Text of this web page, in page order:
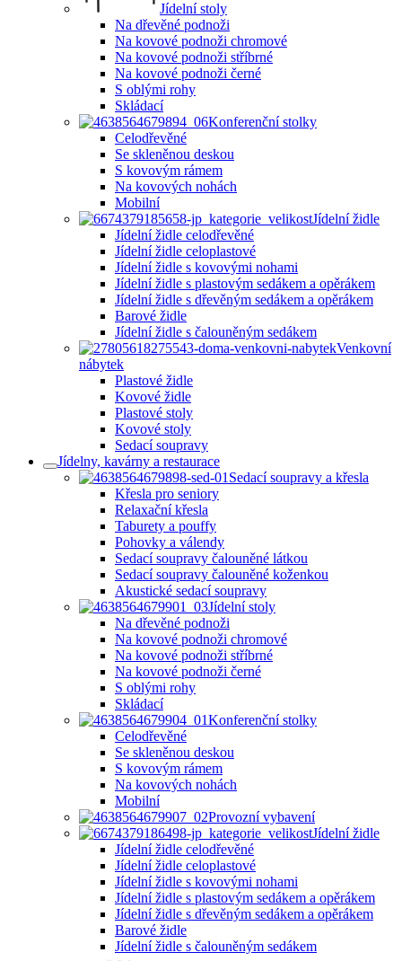
Jídelní stoly
Na dřevěné podnoži
Na kovové podnoži chromové
Na kovové podnoži stříbrné
Na kovové podnoži černé
S oblými rohy
Skládací
Konferenční stolky
Celodřevěné
Se skleněnou deskou
S kovovým rámem
Na kovových nohách
Mobilní
Jídelní židle
Jídelní židle celodřevěné
Jídelní židle celoplastové
Jídelní židle s kovovými nohami
Jídelní židle s plastovým sedákem a opěrákem
Jídelní židle s dřevěným sedákem a opěrákem
Barové židle
Jídelní židle s čalouněným sedákem
Venkovní
nábytek
Plastové židle
Kovové židle
Plastové stoly
Kovové stoly
Sedací soupravy
Jídelny, kavárny a restaurace
Sedací soupravy a křesla
Křesla pro seniory
Relaxační křesla
Taburety a pouffy
Pohovky a válendy
Sedací soupravy čalouněné látkou
Sedací soupravy čalouněné koženkou
Akustické sedací soupravy
Jídelní stoly
Na dřevěné podnoži
Na kovové podnoži chromové
Na kovové podnoži stříbrné
Na kovové podnoži černé
S oblými rohy
Skládací
Konferenční stolky
Celodřevěné
Se skleněnou deskou
S kovovým rámem
Na kovových nohách
Mobilní
Provozní vybavení
Jídelní židle
Jídelní židle celodřevěné
Jídelní židle celoplastové
Jídelní židle s kovovými nohami
Jídelní židle s plastovým sedákem a opěrákem
Jídelní židle s dřevěným sedákem a opěrákem
Barové židle
Jídelní židle s čalouněným sedákem